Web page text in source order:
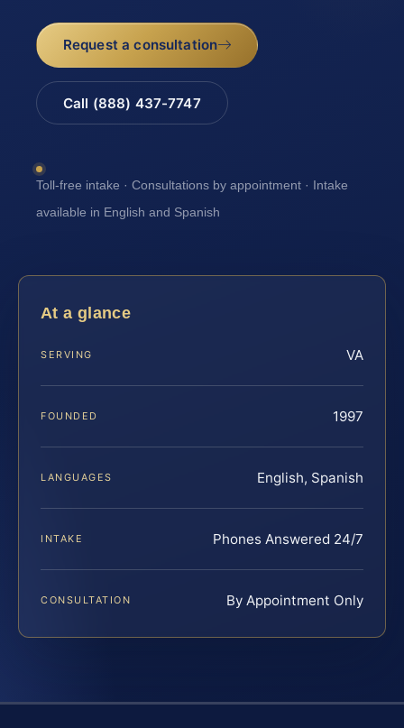
Request a consultation
Call (888) 437-7747
Toll-free intake · Consultations by appointment · Intake
available in English and Spanish
At a glance
SERVING VA
FOUNDED 1997
LANGUAGES English, Spanish
INTAKE Phones Answered 24/7
CONSULTATION By Appointment Only